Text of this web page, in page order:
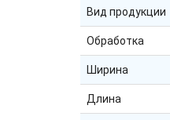
Вид продукции
Обработка
Ширина
Длина